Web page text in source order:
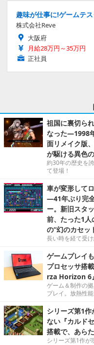
趣味が仕事に!ゲームテ
株式会社Reve
大阪府
月給28万円～35万円
正社員
祖国に裏切ら
なった―1998
面リメイク版
が駆ける異色
約30年の歴史を
て登場！
車が変形して
―41年ぶり完
ー。新旧スタ
前、たった1人
の“幻のカセッ
長い時を経て受
ゲームプレイ
プロセッサ搭
rza Horizon 6
ゲーム＆制作の
プレイ。放熱性
シリーズ第1
ない『カルド
搭載で、あら
シリーズ第1作が